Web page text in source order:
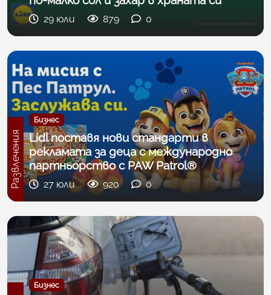
29 юли 879 0
Бизнес
Развлечения
Lidl поставя нови стандарти в
рекламата за деца с международно
партньорство с PAW Patrol®
27 юли 920 0
Бизнес